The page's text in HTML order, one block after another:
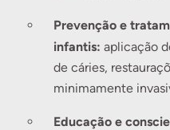
Prevenção e
infantis: aplicação
de cáries,
minimamente
Educação e